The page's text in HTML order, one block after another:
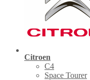
Citroen
C4
Space Tourer